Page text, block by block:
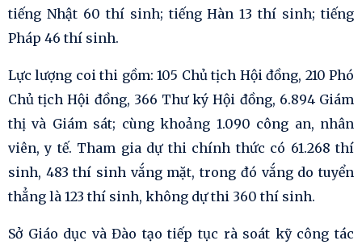
tiếng Nhật 60 thí sinh; tiếng Hàn 13 thí sinh; tiếng
Pháp 46 thí sinh.
Lực lượng coi thi gồm: 105 Chủ tịch Hội đồng, 210 Phó
Chủ tịch Hội đồng, 366 Thư ký Hội đồng, 6.894 Giám
thị và Giám sát; cùng khoảng 1.090 công an, nhân
viên, y tế. Tham gia dự thi chính thức có 61.268 thí
sinh, 483 thí sinh vắng mặt, trong đó vắng do tuyển
thẳng là 123 thí sinh, không dự thi 360 thí sinh.
Sở Giáo dục và Đào tạo tiếp tục rà soát kỹ công tác